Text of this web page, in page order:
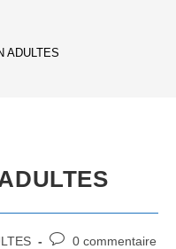
ADULTES
0 commentaire